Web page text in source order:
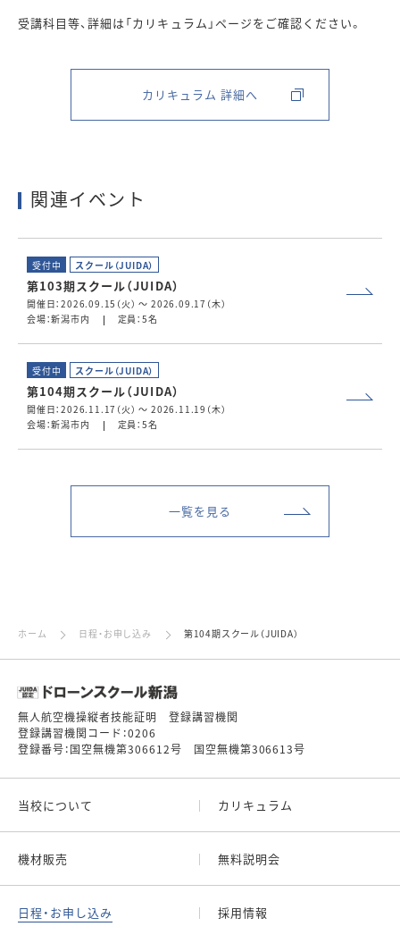
受講科目等、詳細は「カリキュラム」ページをご確認ください。
カリキュラム 詳細へ
関連イベント
受付中 スクール（JUIDA）
第103期スクール（JUIDA）
開催日：2026.09.15（火） ～ 2026.09.17（木）
会場：新潟市内
定員：5名
受付中 スクール（JUIDA）
第104期スクール（JUIDA）
開催日：2026.11.17（火） ～ 2026.11.19（木）
会場：新潟市内
定員：5名
一覧を見る
ホーム 日程・お申し込み 第104期スクール（JUIDA）
無人航空機操縦者技能証明 登録講習機関
登録講習機関コード：0206
登録番号：国空無機第306612号 国空無機第306613号
当校について カリキュラム
機材販売 無料説明会
日程・お申し込み 採用情報